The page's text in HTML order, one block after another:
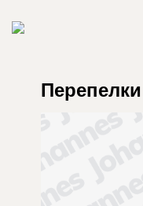
Перепелки